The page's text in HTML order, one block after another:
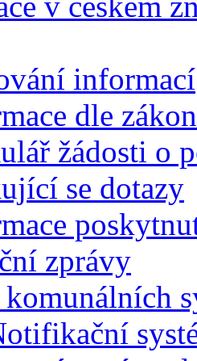
informací
dle
žádosti o
se dotazy
zprávy
komunálních